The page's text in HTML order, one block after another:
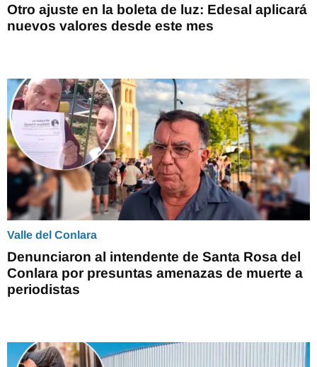
Otro ajuste en la boleta de luz: Edesal aplicará
nuevos valores desde este mes
Valle del Conlara
Denunciaron al intendente de Santa Rosa del
Conlara por presuntas amenazas de muerte a
periodistas